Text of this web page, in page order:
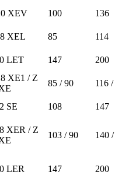
XEV 100
136
XEL 85
114
LET 147
200
XE1 / Z
85 / 90
116
SE 108
147
XER / Z
103 / 90 140
LER 147 200